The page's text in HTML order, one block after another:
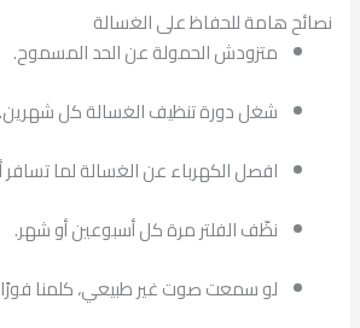
نصائح هامة للحفاظ على الغسالة
متزودش الحمولة عن الحد المسموح.
شغل دورة تنظيف الغسالة كل شهرين.
افصل الكهرباء عن الغسالة لما تسافر
نظّف الفلتر مرة كل أسبوعين أو شهر.
لو سمعت صوت غير طبيعي، كلمنا